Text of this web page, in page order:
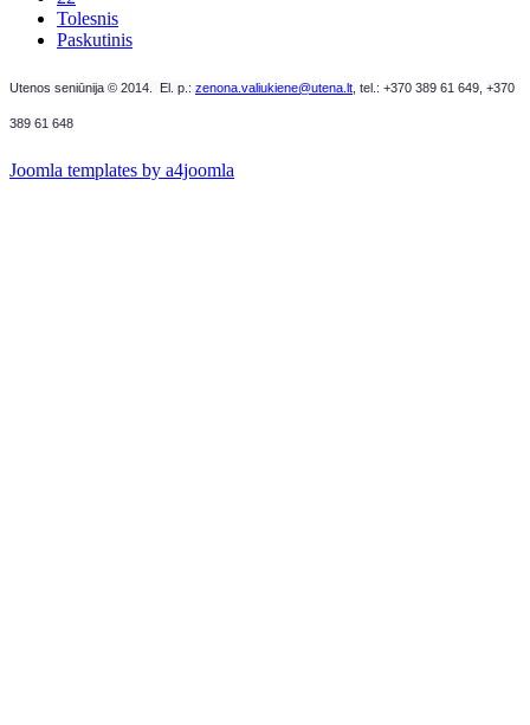
Tolesnis
Paskutinis
Utenos seniūnija © 2014. El. p.: zenona.valiukiene@utena.lt , tel.: +370 389 61 649, +370
389 61 648
Joomla templates by a4joomla